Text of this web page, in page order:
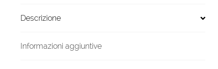
60°
Descrizione
Informazioni aggiuntive